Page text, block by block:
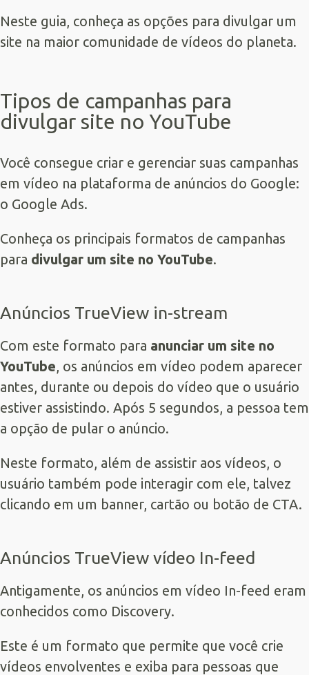
Neste guia, conheça as opções para divulgar um
site na maior comunidade de vídeos do planeta.
Tipos de campanhas para
divulgar site no YouTube
Você consegue criar e gerenciar suas campanhas
em vídeo na plataforma de anúncios do Google:
o Google Ads.
Conheça os principais formatos de campanhas
para divulgar um site no YouTube.
Anúncios TrueView in-stream
Com este formato para anunciar um site no
YouTube, os anúncios em vídeo podem aparecer
antes, durante ou depois do vídeo que o usuário
estiver assistindo. Após 5 segundos, a pessoa tem
a opção de pular o anúncio.
Neste formato, além de assistir aos vídeos, o
usuário também pode interagir com ele, talvez
clicando em um banner, cartão ou botão de CTA.
Anúncios TrueView vídeo In-feed
Antigamente, os anúncios em vídeo In-feed eram
conhecidos como Discovery.
Este é um formato que permite que você crie
vídeos envolventes e exiba para pessoas que